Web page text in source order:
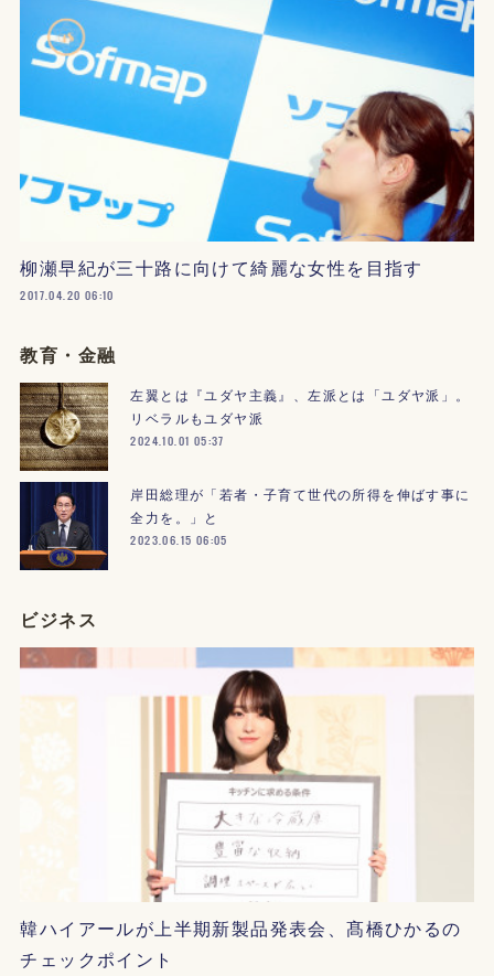
柳瀬早紀が三十路に向けて綺麗な女性を目指す
2017.04.20 06:10
教育・金融
左翼とは『ユダヤ主義』、左派とは「ユダヤ派」。
リベラルもユダヤ派
2024.10.01 05:37
岸田総理が「若者・子育て世代の所得を伸ばす事に
全力を。」と
2023.06.15 06:05
ビジネス
韓ハイアールが上半期新製品発表会、髙橋ひかるの
チェックポイント